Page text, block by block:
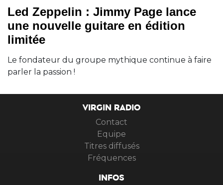
Led Zeppelin : Jimmy Page lance
une nouvelle guitare en édition
limitée
Le fondateur du groupe mythique continue à faire
parler la passion !
VIRGIN RADIO
Contact
Equipe
Titres diffusés
Fréquences
INFOS